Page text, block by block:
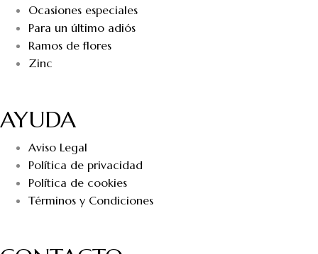
Ocasiones especiales
Para un último adiós
Ramos de flores
Zinc
AYUDA
Aviso Legal
Política de privacidad
Política de cookies
Términos y Condiciones